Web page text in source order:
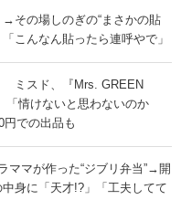
その場しのぎの“まさかの貼
こんなん貼ったら連呼やで」
ミスド、『Mrs. GREEN
情けないと思わないのか
での出品も
ママが作った“ジブリ弁当”→開
に「天才!?」「工夫してて